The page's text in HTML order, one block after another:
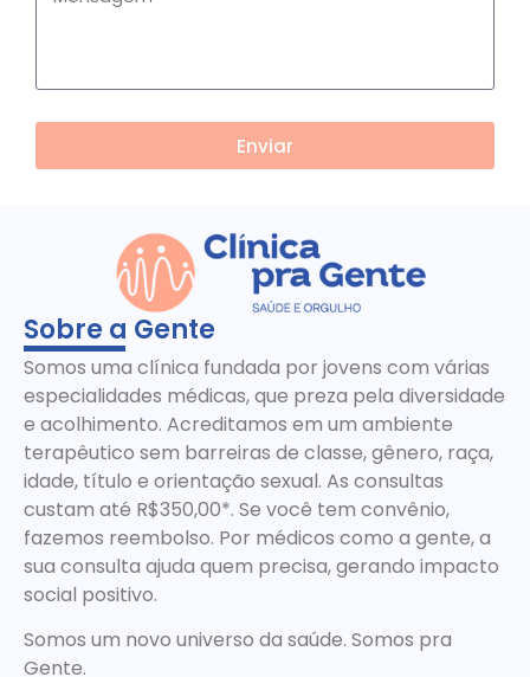
Enviar
Sobre a Gente
Somos uma clínica fundada por jovens com várias
especialidades médicas, que preza pela diversidade
e acolhimento. Acreditamos em um ambiente
terapêutico sem barreiras de classe, gênero, raça,
idade, título e orientação sexual. As consultas
custam até R$350,00*. Se você tem convênio,
fazemos reembolso. Por médicos como a gente, a
sua consulta ajuda quem precisa, gerando impacto
social positivo.
Somos um novo universo da saúde. Somos pra
Gente.